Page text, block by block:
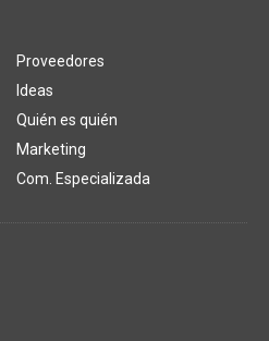
Proveedores
Ideas
Quién es quién
Marketing
Com. Especializada